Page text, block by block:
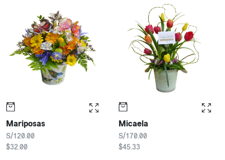
Mariposas
S/120.00
$32.00
Micaela
S/170.00
$45.33